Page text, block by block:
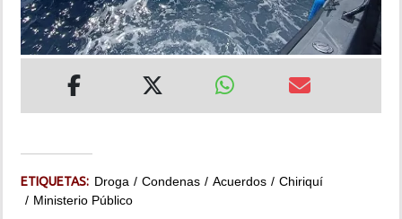
IMPRESO
ETIQUETAS: Droga Condenas Acuerdos
Chiriquí
Ministerio Público